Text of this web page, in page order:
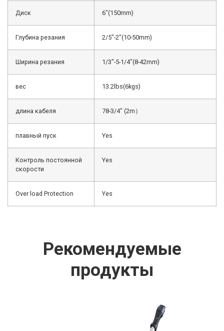
Диск 6″(150mm)
Глубина резания 2/5″-2″(10-50mm)
Ширина резания 1/3″-5-1/4″(8-42mm)
вес 13.2lbs(6kgs)
длина кабеля 78-3/4″ (2m）
плавный пуск Yes
Контроль постоянной
скорости
Yes
Over load Protection Yes
Рекомендуемые
продукты